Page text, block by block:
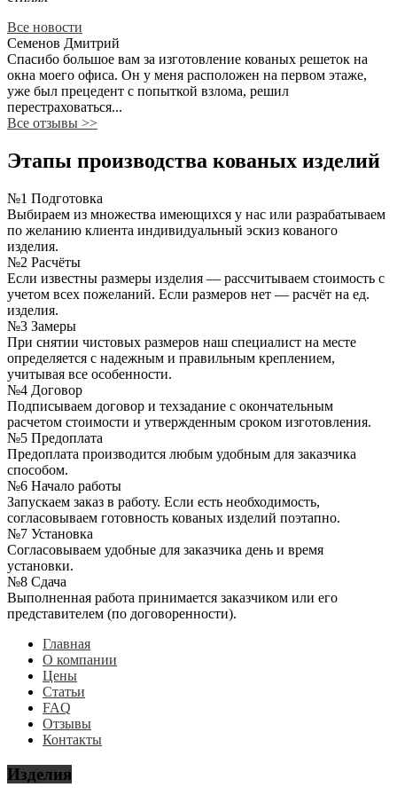
Все новости
Семенов Дмитрий
Спасибо большое вам за изготовление кованых решеток на
окна моего офиса. Он у меня расположен на первом этаже,
уже был прецедент с попыткой взлома, решил
перестраховаться...
Все отзывы >>
Этапы производства кованых изделий
№1 Подготовка
Выбираем из множества имеющихся у нас или разрабатываем
по желанию клиента индивидуальный эскиз кованого
изделия.
№2 Расчёты
Если известны размеры изделия — рассчитываем стоимость с
учетом всех пожеланий. Если размеров нет — расчёт на ед.
изделия.
№3 Замеры
При снятии чистовых размеров наш специалист на месте
определяется с надежным и правильным креплением,
учитывая все особенности.
№4 Договор
Подписываем договор и техзадание с окончательным
расчетом стоимости и утвержденным сроком изготовления.
№5 Предоплата
Предоплата производится любым удобным для заказчика
способом.
№6 Начало работы
Запускаем заказ в работу. Если есть необходимость,
согласовываем готовность кованых изделий поэтапно.
№7 Установка
Согласовываем удобные для заказчика день и время
установки.
№8 Сдача
Выполненная работа принимается заказчиком или его
представителем (по договоренности).
Главная
О компании
Цены
Статьи
FAQ
Отзывы
Контакты
Изделия